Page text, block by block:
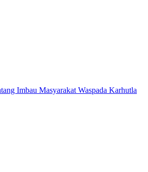
Imbau Masyarakat Waspada Karhutla